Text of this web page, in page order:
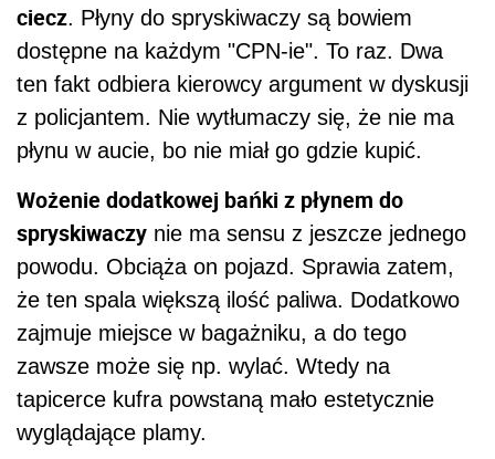
ciecz. Płyny do spryskiwaczy są bowiem
dostępne na każdym "CPN-ie". To raz. Dwa
ten fakt odbiera kierowcy argument w dyskusji
z policjantem. Nie wytłumaczy się, że nie ma
płynu w aucie, bo nie miał go gdzie kupić.
Wożenie dodatkowej bańki z płynem do
spryskiwaczy nie ma sensu z jeszcze jednego
powodu. Obciąża on pojazd. Sprawia zatem,
że ten spala większą ilość paliwa. Dodatkowo
zajmuje miejsce w bagażniku, a do tego
zawsze może się np. wylać. Wtedy na
tapicerce kufra powstaną mało estetycznie
wyglądające plamy.